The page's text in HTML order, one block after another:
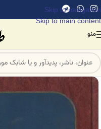
Skip to navigation
Skip to main content
منو